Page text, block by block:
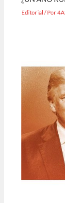
Editorial / Por